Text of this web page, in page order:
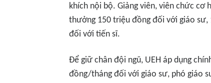
khích nội bộ. Giảng viên, viên chức cơ
thưởng 150 triệu đồng đối với giáo
đối với tiến sĩ.
Để giữ chân đội ngũ, UEH áp dụng
đồng/tháng đối với giáo sư, phó giáo